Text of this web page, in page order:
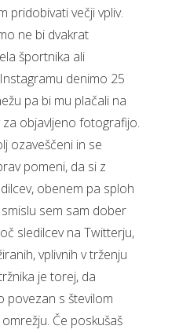
pridobivati večji vpliv.
ne bi dvakrat
športnika ali
denimo 25
pa bi mu plačali na
objavljeno fotografijo.
ozaveščeni in se
pomeni, da si z
obenem pa sploh
sem sam dober
sledilcev na Twitterju,
vplivnih v trženju
je torej, da
povezan s številom
Če poskušaš